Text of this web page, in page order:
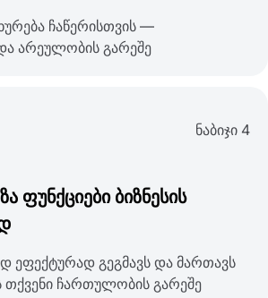
ჩაწერისთვის —
არეულობის გარეშე
ნაბიჯი 4
ფუნქციები ბიზნესის
ეფექტურად გეგმავს და მართავს
თქვენი ჩართულობის გარეშე